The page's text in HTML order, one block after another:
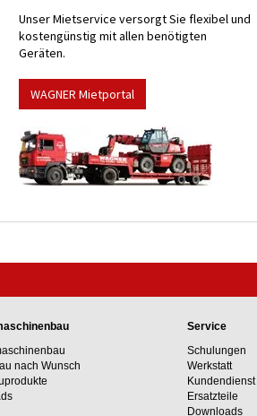
Unser Mietservice versorgt Sie flexibel und
kostengünstig mit allen benötigten
Geräten.
WAGNER Mietportal
nach Wunsch
Service
Schulungen
Werkstatt
Kundendienst
Ersatzteile
Downloads